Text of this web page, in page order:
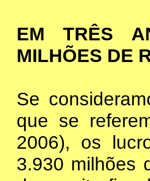
EM TRÊS
MILHÕES DE
Se
que se
2006), os
3.930 milhões